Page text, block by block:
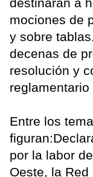
mociones de
y sobre
decenas de
resolución y
Entre los
por la labor
Oeste, la